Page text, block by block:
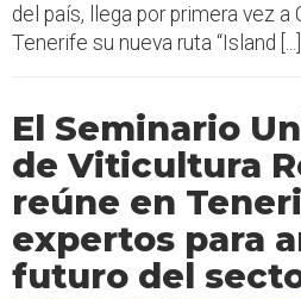
del país, llega por primera vez a
Tenerife su nueva ruta “Island [...]
El Seminario
de Viticultura
reúne en
expertos para
futuro del